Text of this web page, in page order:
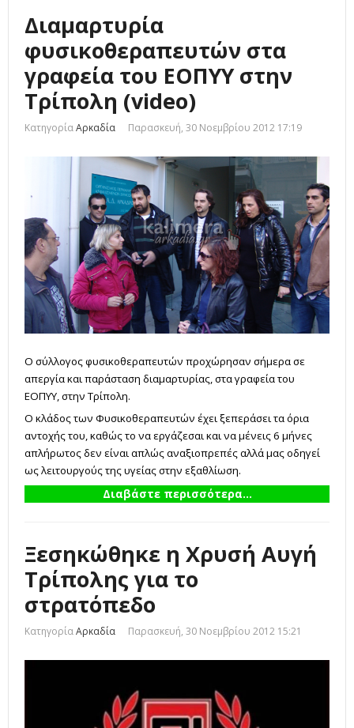
Διαμαρτυρία
φυσικοθεραπευτών στα
γραφεία του ΕΟΠΥΥ στην
Τρίπολη (video)
ΚατηγορίαΑρκαδία Παρασκευή, 30 Νοεμβρίου 2012 17:19
Ο σύλλογος φυσικοθεραπευτών προχώρησαν σήμερα σε
απεργία και παράσταση διαμαρτυρίας, στα γραφεία του
ΕΟΠΥΥ, στην Τρίπολη.
Ο κλάδος των Φυσικοθεραπευτών έχει ξεπεράσει τα όρια
αντοχής του, καθώς το να εργάζεσαι και να μένεις 6 μήνες
απλήρωτος δεν είναι απλώς αναξιοπρεπές αλλά μας οδηγεί
ως λειτουργούς της υγείας στην εξαθλίωση.
Διαβάστε περισσότερα...
Ξεσηκώθηκε η Χρυσή Αυγή
Τρίπολης για το
στρατόπεδο
ΚατηγορίαΑρκαδία Παρασκευή, 30 Νοεμβρίου 2012 15:21